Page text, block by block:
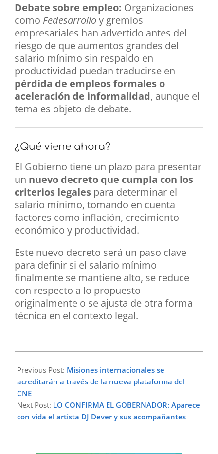
Debate sobre empleo: Organizaciones
como Fedesarrolloy gremios
empresariales han advertido antes del
riesgo de que aumentos grandes del
salario mínimo sin respaldo en
productividad puedan traducirse en
pérdida de empleos formales o
aceleración de informalidad, aunque el
tema es objeto de debate.
¿Qué viene ahora?
El Gobierno tiene un plazo para presentar
un nuevo decreto que cumpla con los
criterios legales para determinar el
salario mínimo, tomando en cuenta
factores como inflación, crecimiento
económico y productividad.
Este nuevo decreto será un paso clave
para definir si el salario mínimo
finalmente se mantiene alto, se reduce
con respecto a lo propuesto
originalmente o se ajusta de otra forma
técnica en el contexto legal.
02-
13
Previous Post: Misiones internacionales se
acreditarán a través de la nueva plataforma del
CNE
Next Post: LO CONFIRMA EL GOBERNADOR: Aparece
con vida el artista DJ Dever y sus acompañantes